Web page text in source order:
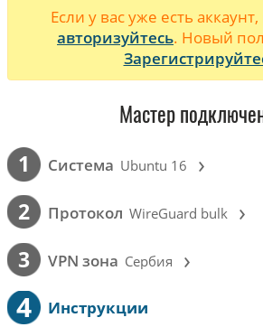
Если у вас уже есть
авторизуйтесь. Новый
Мастер
1 Cистема Ubuntu 16 ›
2 Протокол WireGuard bulk ›
3 VPN зона Сербия ›
4 Инструкции